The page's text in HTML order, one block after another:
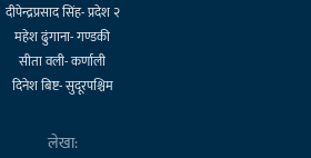
दीपेन्द्रप्रसाद सिंह- प्रदेश २
महेश ढुंगाना- गण्डकी
सीता वली- कर्णाली
दिनेश बिष्ट- सुदूरपश्चिम
लेखा: